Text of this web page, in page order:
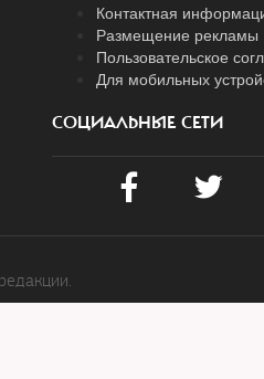
Контактная
Размещение рекламы
Пользовательское
Для мобильных
СОЦИАЛЬНЫЕ СЕТИ